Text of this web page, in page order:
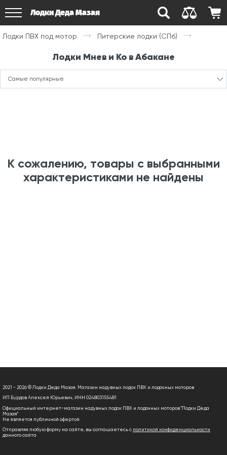
Лодки Деда Мазая
Лодки ПВХ под мотор Питерские лодки (СПб)
Лодки Мнев и Ко в Абакане
Самые популярные
К сожалению, товары с выбранными
характеристиками не найдены
2021 - 2026 © Лодки Деда Мазая. Магазин надувных лодок ПВХ и лодочных моторов
ИП Бурдов Алексей Юрьевич, ИНН 024803155481
Официальный интернет-магазин надувных лодок ПВХ и лодочных моторов "Лодки Деда
Мазая"
Не является публичной офертой.
Отправляя любую форму на сайте, вы соглашаетесь с политикой конфиденциальности
данного сайта